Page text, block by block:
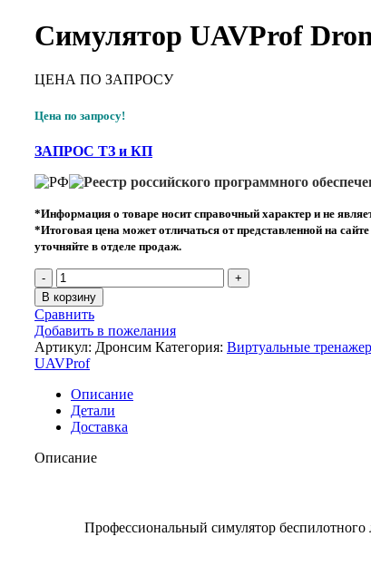
Симулятор UAVProf
ЦЕНА ПО ЗАПРОСУ
Цена по запросу!
ЗАПРОС ТЗ и КП
*Информация о товаре носит справочный характер и не
*Итоговая цена может отличаться от представленной на
уточняйте в отделе продаж.
В корзину
Сравнить
Добавить в пожелания
Артикул: Дронсим Категория: Виртуальные
UAVProf
Описание
Детали
Доставка
Описание
Профессиональный симулятор беспилотного